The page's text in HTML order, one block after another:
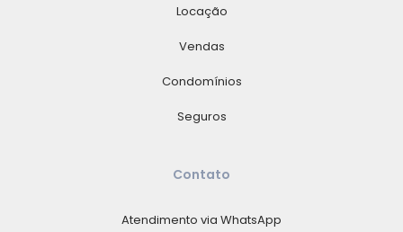
Locação
Vendas
Condomínios
Seguros
Contato
Atendimento via WhatsApp